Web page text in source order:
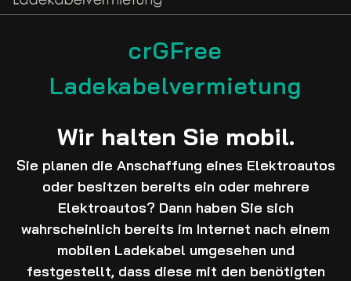
crGFree
Ladekabelvermietung
Wir halten Sie mobil.
Sie planen die Anschaffung eines Elektroautos
oder besitzen bereits ein oder mehrere
Elektroautos? Dann haben Sie sich
wahrscheinlich bereits im Internet nach einem
mobilen Ladekabel umgesehen und
festgestellt, dass diese mit den benötigten